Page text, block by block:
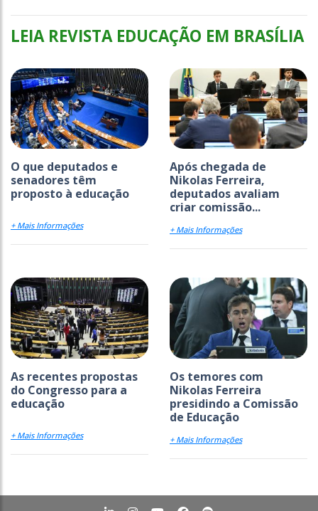
LEIA REVISTA EDUCAÇÃO EM BRASÍLIA
O que deputados e
senadores têm
proposto à educação
+ Mais Informações
Após chegada de
Nikolas Ferreira,
deputados avaliam
criar comissão...
+ Mais Informações
As recentes propostas
do Congresso para a
educação
+ Mais Informações
Os temores com
Nikolas Ferreira
presidindo a Comissão
de Educação
+ Mais Informações